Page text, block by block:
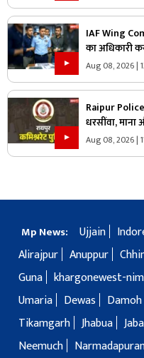
IAF Wing
का अधिकारी
फंसकर किया
Aug 08, 2026 |
Raipur
धरसींवा, माना
में शामिल!..
Aug 08, 2026 |
Mp News: Ujjain
Alirajpur Anuppur
Guna khargonewest-
Umaria
Dewas Damoh
Tikamgarh Jhabua
Neemuch